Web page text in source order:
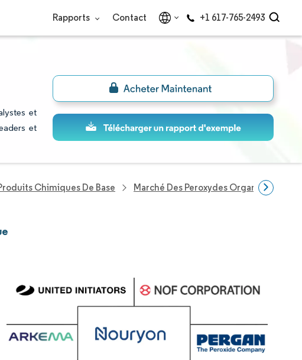
Rapports Contact +1 617-765-2493
et
et
Chimiques De Base Marché Des Peroxydes Organiques